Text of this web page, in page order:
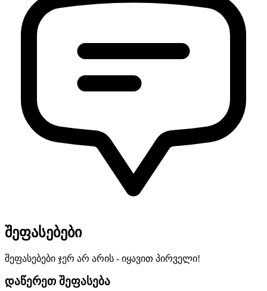
შეფასებები
შეფასებები ჯერ არ არის - იყავით პირველი!
დაწერეთ შეფასება